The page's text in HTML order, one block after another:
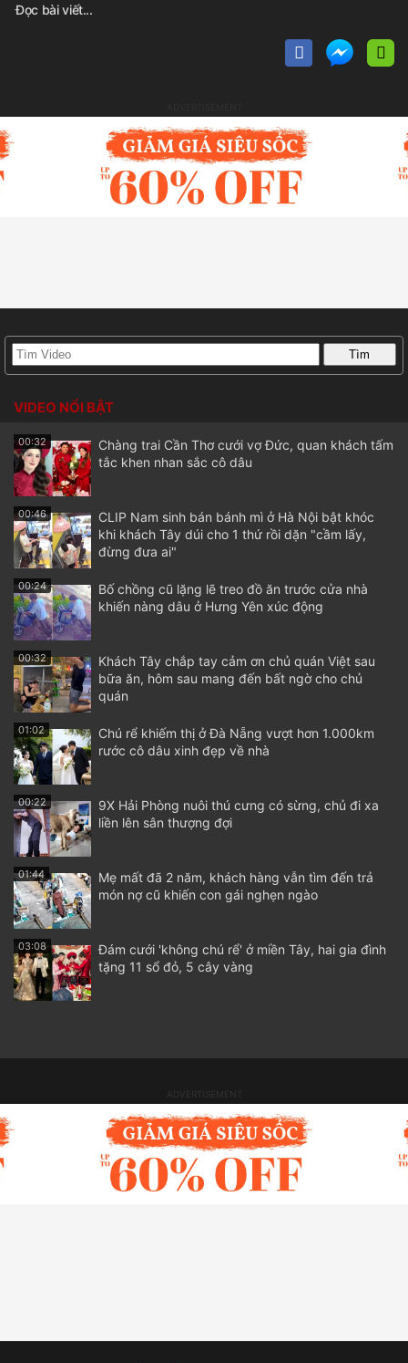
Đọc bài viết...
VIDEO NỔI BẬT
Chàng trai Cần Thơ cưới vợ Đức, quan khách tấm
tắc khen nhan sắc cô dâu
00:32
CLIP Nam sinh bán bánh mì ở Hà Nội bật khóc
khi khách Tây dúi cho 1 thứ rồi dặn "cầm lấy,
đừng đưa ai"
00:46
Bố chồng cũ lặng lẽ treo đồ ăn trước cửa nhà
khiến nàng dâu ở Hưng Yên xúc động
00:24
Khách Tây chắp tay cảm ơn chủ quán Việt sau
bữa ăn, hôm sau mang đến bất ngờ cho chủ
quán
00:32
Chú rể khiếm thị ở Đà Nẵng vượt hơn 1.000km
rước cô dâu xinh đẹp về nhà
01:02
9X Hải Phòng nuôi thú cưng có sừng, chủ đi xa
liền lên sân thượng đợi
00:22
Mẹ mất đã 2 năm, khách hàng vẫn tìm đến trả
món nợ cũ khiến con gái nghẹn ngào
01:44
Đám cưới 'không chú rể' ở miền Tây, hai gia đình
tặng 11 sổ đỏ, 5 cây vàng
03:08